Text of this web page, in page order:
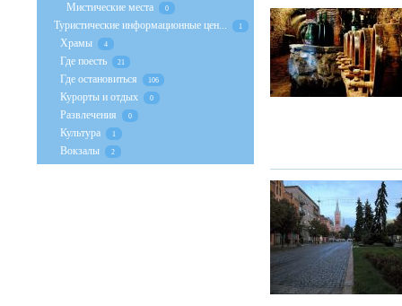
Мистические места 0
Туристические информационные цен... 1
Храмы 4
Где поесть 21
Где остановиться 106
Курорты и отдых 0
Развлечения 0
Культура 1
Вокзалы 2